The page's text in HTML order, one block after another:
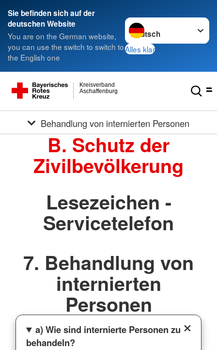
Sie befinden sich auf der
deutschen Website
You are on the German website,
you can use the switch to switch to
the English one
Sprache wechseln zu
Alles klar
Aschaffenburg
Kreisverband
Behandlung von internierten Personen
B. Schutz der
Zivilbevölkerung
Lesezeichen -
Servicetelefon
7. Behandlung von
internierten
Personen
a) Wie sind internierte Personen zu
behandeln?